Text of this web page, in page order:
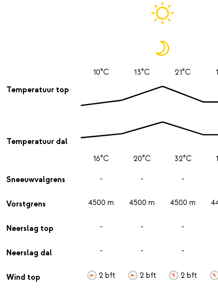
Temperatuur top
Temperatuur dal
Sneeuwvalgrens
Vorstgrens
Neerslag top
Neerslag dal
Wind top
10°C
16°C
-
4500 m
-
-
2 bft
13°C
20°C
-
4500 m
-
-
2 bft
21°C
32°C
-
4500 m
-
-
2 bft